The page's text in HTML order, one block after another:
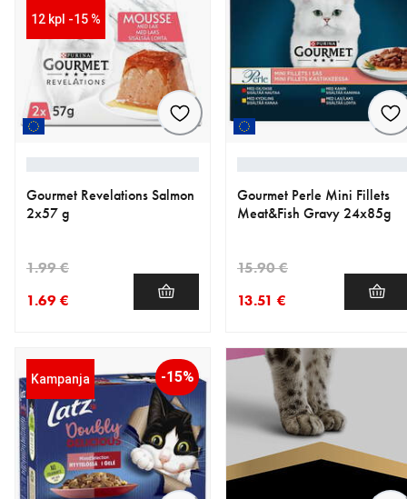
12 kpl -15 %
Gourmet Revelations Salmon
2x57 g
1.69 €
1.99 €
Gourmet Perle Mini Fillets
Meat&Fish Gravy 24x85g
13.51 €
15.90 €
Kampanja -15%